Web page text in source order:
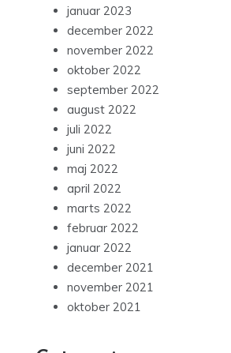
januar 2023
december 2022
november 2022
oktober 2022
september 2022
august 2022
juli 2022
juni 2022
maj 2022
april 2022
marts 2022
februar 2022
januar 2022
december 2021
november 2021
oktober 2021